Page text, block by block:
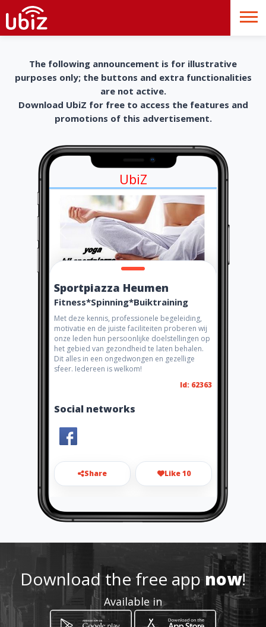
The following announcement is for illustrative
purposes only; the buttons and extra functionalities
are not active.
Download UbiZ for free to access the features and
promotions of this advertisement.
UbiZ
Sportpiazza Heumen
Fitness*Spinning*Buiktraining
Met deze kennis, professionele begeleiding,
motivatie en de juiste faciliteiten proberen wij
onze leden hun persoonlijke doelstellingen op
het gebied van gezondheid te laten behalen.
Dit alles in een ongedwongen en gezellige
sfeer. Iedereen is welkom!
Id: 62363
Social networks
Share Like 10
info@sportpiazza.nl
http://www.sportpiazza.nl
Location -
Download the free appnow!
Available in